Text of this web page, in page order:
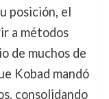
posición, el
a métodos
de muchos de
Kobad mandó
consolidando